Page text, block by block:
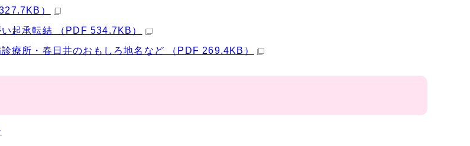
）
起承転結 （PDF 534.7KB）
療所・春日井のおもしろ地名など （PDF 269.4KB）